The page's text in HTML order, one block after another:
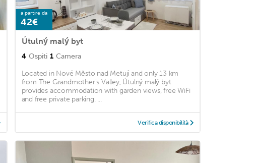
a partire da
42€
Útulný malý byt
4 Ospiti 1 Camera
Located in Nové Město nad Metují and only 13 km
from The Grandmother's Valley, Útulný malý byt
provides accommodation with garden views, free WiFi
and free private parking. ...
Verifica disponibilità